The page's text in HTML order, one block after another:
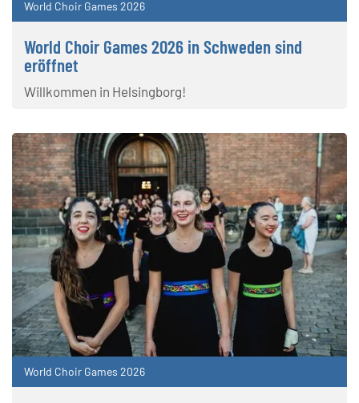
World Choir Games 2026
World Choir Games 2026 in Schweden sind
eröffnet
Willkommen in Helsingborg!
World Choir Games 2026